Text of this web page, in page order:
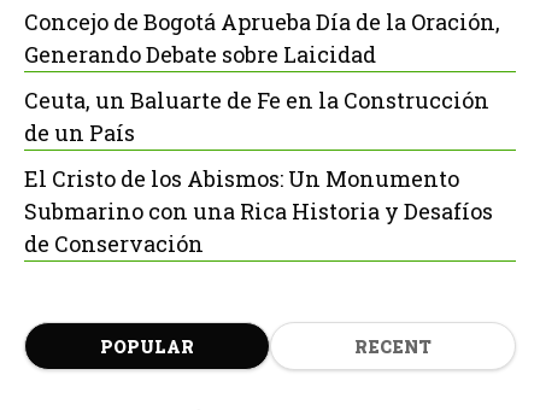
Concejo de Bogotá Aprueba Día de la Oración,
Generando Debate sobre Laicidad
Ceuta, un Baluarte de Fe en la Construcción
de un País
El Cristo de los Abismos: Un Monumento
Submarino con una Rica Historia y Desafíos
de Conservación
POPULAR RECENT